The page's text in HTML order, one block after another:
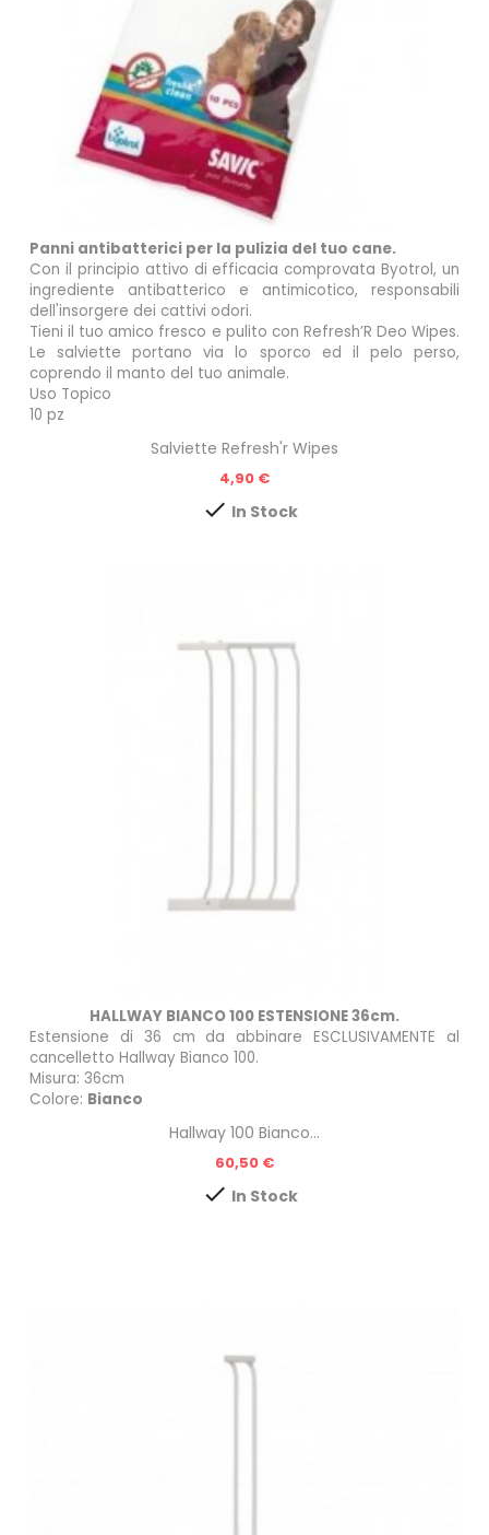
Panni antibatterici per la pulizia del tuo cane.
Con il principio attivo di efficacia comprovata Byotrol, un
ingrediente antibatterico e antimicotico, responsabili
dell'insorgere dei cattivi odori.
Tieni il tuo amico fresco e pulito con Refresh’R Deo Wipes.
Le salviette portano via lo sporco ed il pelo perso,
coprendo il manto del tuo animale.
Uso Topico
10 pz
Salviette Refresh'r Wipes
Prezzo
4,90 €
 In Stock
HALLWAY BIANCO 100 ESTENSIONE 36cm.
Estensione di 36 cm da abbinare ESCLUSIVAMENTE al
cancelletto Hallway Bianco 100.
Misura: 36cm
Colore: Bianco
Hallway 100 Bianco...
Prezzo
60,50 €
 In Stock